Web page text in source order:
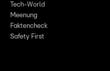
Tech-World
Meenung
Faktencheck
Safety First